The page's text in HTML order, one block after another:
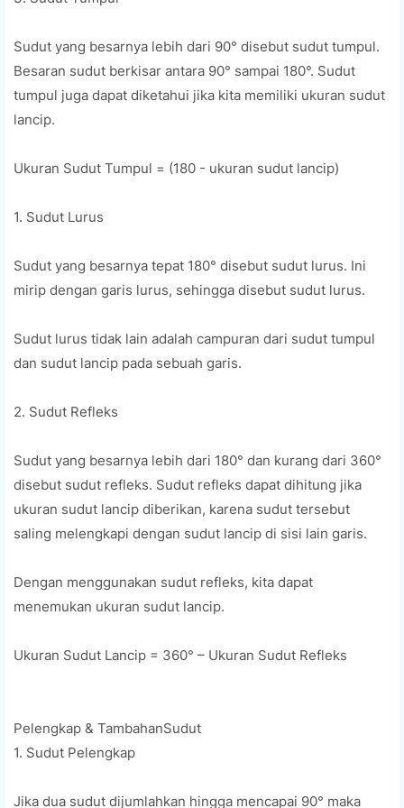
Sudut yang besarnya lebih dari 90° disebut sudut tumpul.
Besaran sudut berkisar antara 90° sampai 180°. Sudut
tumpul juga dapat diketahui jika kita memiliki ukuran sudut
lancip.
Ukuran Sudut Tumpul = (180 - ukuran sudut lancip)
1. Sudut Lurus
Sudut yang besarnya tepat 180° disebut sudut lurus. Ini
mirip dengan garis lurus, sehingga disebut sudut lurus.
Sudut lurus tidak lain adalah campuran dari sudut tumpul
dan sudut lancip pada sebuah garis.
2. Sudut Refleks
Sudut yang besarnya lebih dari 180° dan kurang dari 360°
disebut sudut refleks. Sudut refleks dapat dihitung jika
ukuran sudut lancip diberikan, karena sudut tersebut
saling melengkapi dengan sudut lancip di sisi lain garis.
Dengan menggunakan sudut refleks, kita dapat
menemukan ukuran sudut lancip.
Ukuran Sudut Lancip = 360° – Ukuran Sudut Refleks
Pelengkap & TambahanSudut
1. Sudut Pelengkap
Jika dua sudut dijumlahkan hingga mencapai 90° maka